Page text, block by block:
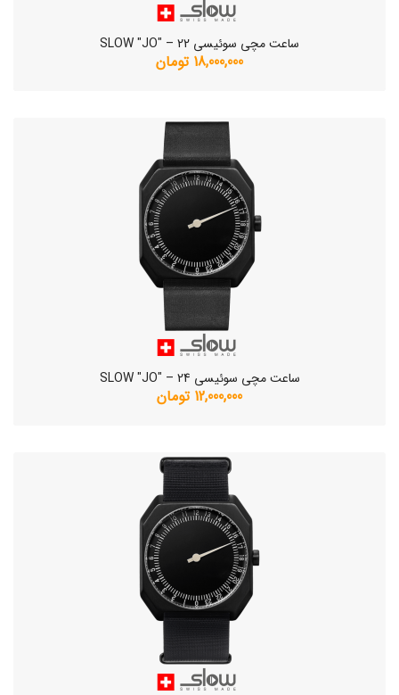
ساعت مچی سوئیسی SLOW "JO" – 22
18,000,000 تومان
ساعت مچی سوئیسی SLOW "JO" – 24
12,000,000 تومان